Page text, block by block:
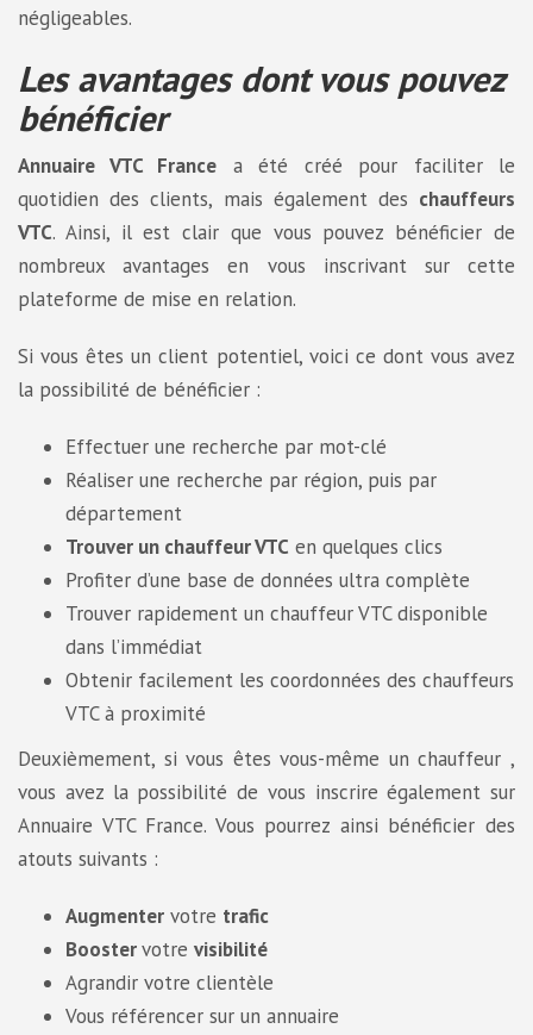
négligeables.
Les avantages dont vous pouvez
bénéficier
Annuaire VTC France a été créé pour faciliter le
quotidien des clients, mais également des chauffeurs
VTC. Ainsi, il est clair que vous pouvez bénéficier de
nombreux avantages en vous inscrivant sur cette
plateforme de mise en relation.
Si vous êtes un client potentiel, voici ce dont vous avez
la possibilité de bénéficier :
Effectuer une recherche par mot-clé
Réaliser une recherche par région, puis par
département
Trouver un chauffeur VTC en quelques clics
Profiter d’une base de données ultra complète
Trouver rapidement un chauffeur VTC disponible
dans l’immédiat
Obtenir facilement les coordonnées des chauffeurs
VTC à proximité
Deuxièmement, si vous êtes vous-même un chauffeur ,
vous avez la possibilité de vous inscrire également sur
Annuaire VTC France. Vous pourrez ainsi bénéficier des
atouts suivants :
Augmenter votre trafic
Boostervotre visibilité
Agrandir votre clientèle
Vous référencer sur un annuaire